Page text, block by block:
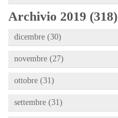
Archivio 2019 (318)
dicembre (30)
novembre (27)
ottobre (31)
settembre (31)